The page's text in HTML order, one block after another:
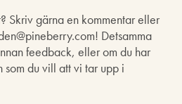
Skriv gärna en kommentar eller
Detsamma
feedback, eller om du har
du vill att vi tar upp i